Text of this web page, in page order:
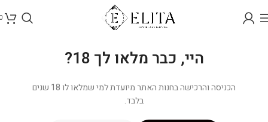
היי, כבר מלאו לך 18?
הכניסה והרכישה בחנות האתר מיועדת למי שמלאו לו 18 שנים
בלבד.